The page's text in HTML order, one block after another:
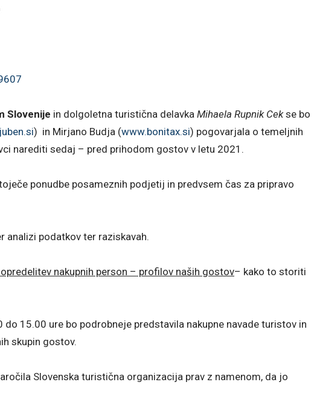
Slovenije in dolgoletna turistična delavka Mihaela Rupnik Cekse bo
) in Mirjano Budja (www.bonitax.si) pogovarjala o temeljnih
narediti sedaj – pred prihodom gostov v letu 2021.
ponudbe posameznih podjetij in predvsem čas za pripravo
analizi podatkov ter raziskavah.
nakupnih person – profilov naših gostov– kako to storiti
15.00 ure bo podrobneje predstavila nakupne navade turistov in
skupin gostov.
Slovenska turistična organizacija prav z namenom, da jo